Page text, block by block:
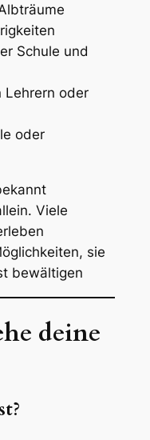
Schule und
Lehrern oder
oder
Viele
sie
bewältigen
deine